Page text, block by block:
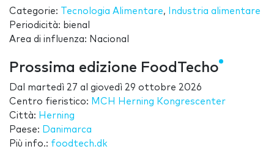
Categorie: Tecnologia Alimentare,
Industria alimentare
Periodicità: bienal
Area di influenza: Nacional
Prossima edizione FoodTecho
Dal martedì 27 al giovedì 29 ottobre 2026
Centro fieristico: MCH Herning Kongrescenter
Città: Herning
Paese: Danimarca
Più info.: foodtech.dk